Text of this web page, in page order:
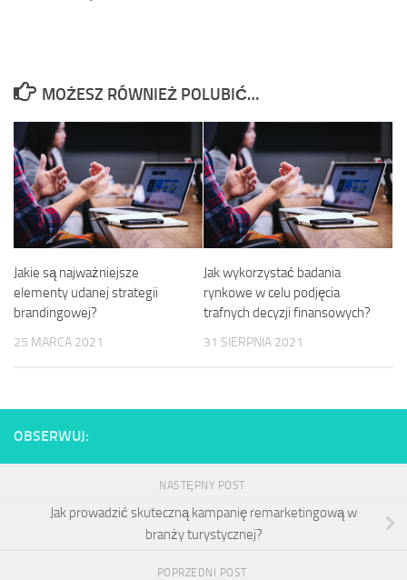
MOŻESZ RÓWNIEŻ POLUBIĆ…
Jakie są najważniejsze
elementy udanej strategii
brandingowej?
25 MARCA 2021
Jak wykorzystać badania
rynkowe w celu podjęcia
trafnych decyzji finansowych?
31 SIERPNIA 2021
OBSERWUJ:
NASTĘPNY POST
Jak prowadzić skuteczną kampanię remarketingową w
branży turystycznej?
POPRZEDNI POST